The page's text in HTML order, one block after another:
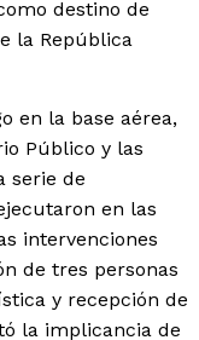
destino de
la República
en la base aérea,
Público y las
serie de
en las
intervenciones
de tres personas
y recepción de
la implicancia de